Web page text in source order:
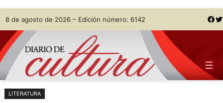
Saltar
al
contenido
Skip
to
content
8 de agosto de 2026 – Edición número: 6142 Facebook Twitter
LITERATURA